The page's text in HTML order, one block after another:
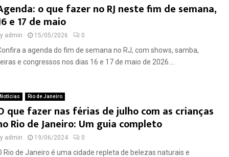
o que fazer no RJ neste fim de semana,
e 17 de maio
admin 15/05/2026 0
a agenda do fim de semana no RJ, com shows, samba,
e congressos nos dias 16 e 17 de maio de 2026....
Notícias Rio de Janeiro
que fazer nas férias de julho com as crianças
Rio de Janeiro: Um guia completo
admin 19/06/2024 0
Rio de Janeiro é uma cidade repleta de belezas naturais e